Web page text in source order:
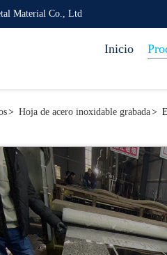
Material Co., Ltd
Inicio
> Hoja de acero inoxidable grabada>